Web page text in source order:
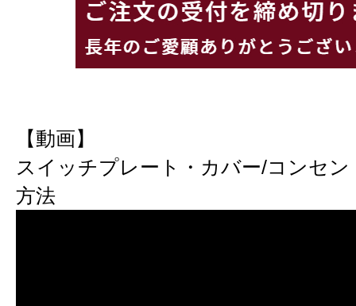
【動画】
スイッチプレート・カバー/コンセ
方法